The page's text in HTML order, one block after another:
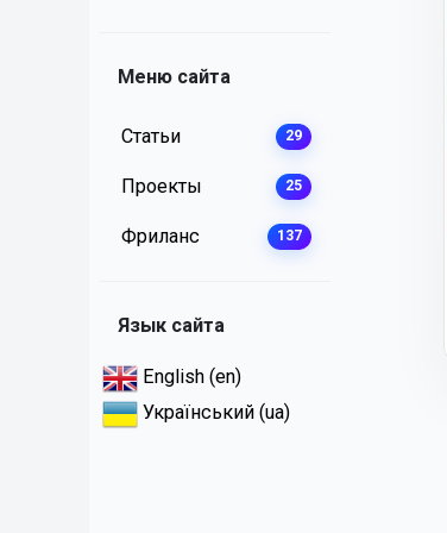
Меню сайта
Статьи 29
Проекты 25
Фриланс 137
Язык сайта
English (en)
Український (ua)